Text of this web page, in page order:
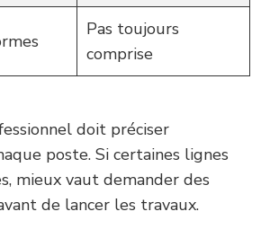
Pas toujours
comprise
doit préciser
poste. Si certaines lignes
mieux vaut demander des
de lancer les travaux.